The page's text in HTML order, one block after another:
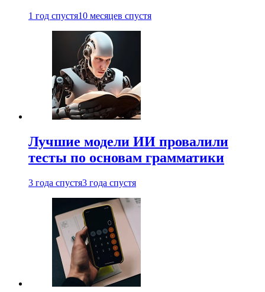
1 год спустя10 месяцев спустя
Лучшие модели ИИ провалили
тесты по основам грамматики
3 года спустя3 года спустя